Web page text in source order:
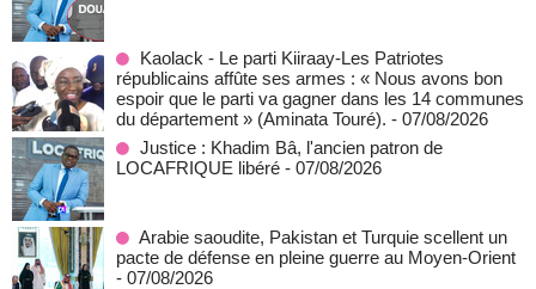
Kaolack - Le parti Kiiraay-Les Patriotes
républicains affûte ses armes : « Nous avons bon
espoir que le parti va gagner dans les 14 communes
du département » (Aminata Touré). - 07/08/2026
Justice : Khadim Bâ, l'ancien patron de
LOCAFRIQUE libéré - 07/08/2026
Arabie saoudite, Pakistan et Turquie scellent un
pacte de défense en pleine guerre au Moyen-Orient
- 07/08/2026